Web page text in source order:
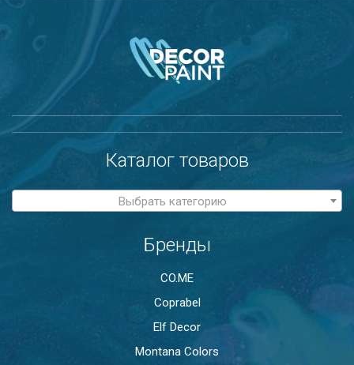
Каталог товаров
Выбрать категорию
Бренды
CO.ME
Coprabel
Elf Decor
Montana Colors